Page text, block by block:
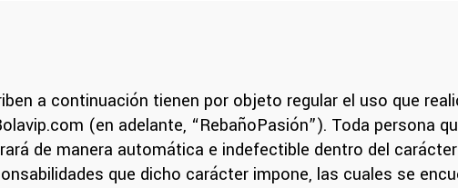
a continuación tienen por objeto regular el uso que
(en adelante, “RebañoPasión”). Toda persona
de manera automática e indefectible dentro del
que dicho carácter impone, las cuales se